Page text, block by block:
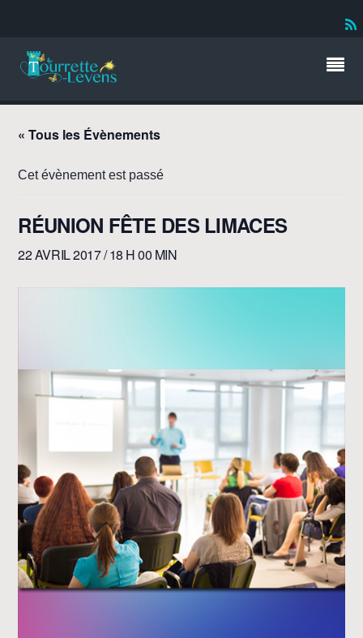
« Tous les Évènements
Cet évènement est passé
RÉUNION FÊTE DES LIMACES
22 AVRIL 2017 / 18 H 00 MIN